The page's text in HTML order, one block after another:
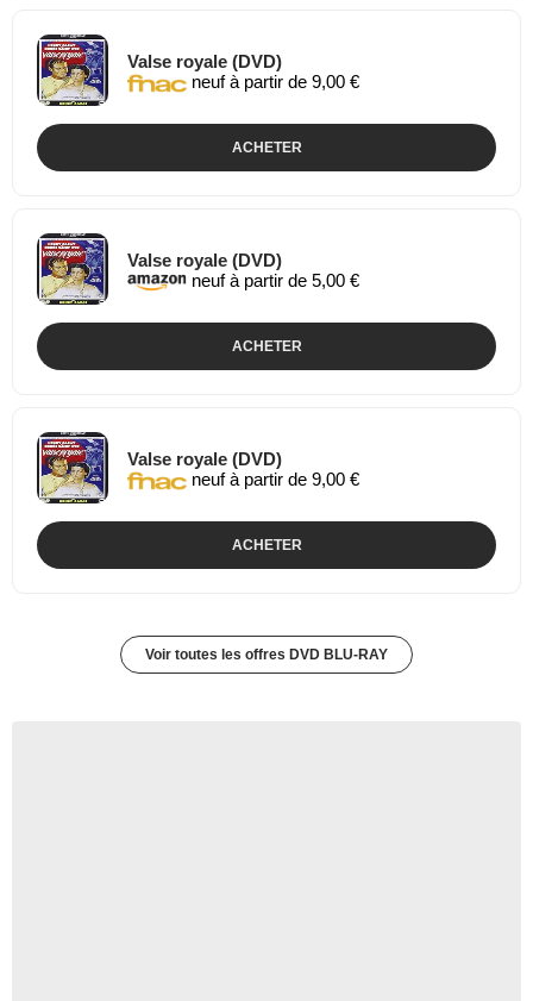
Valse royale (DVD)
neuf à partir de 9,00 €
ACHETER
Valse royale (DVD)
neuf à partir de 5,00 €
ACHETER
Valse royale (DVD)
neuf à partir de 9,00 €
ACHETER
Voir toutes les offres DVD BLU-RAY